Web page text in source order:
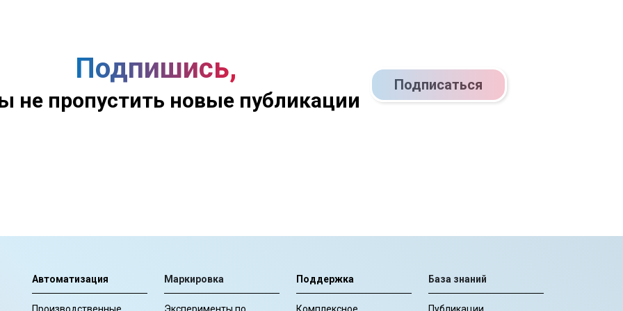
Подпишись,
не пропустить новые публикации
Подписаться
Автоматизация Маркировка Поддержка База знаний